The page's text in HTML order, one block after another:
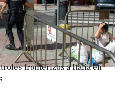
fronterizos a Italia en